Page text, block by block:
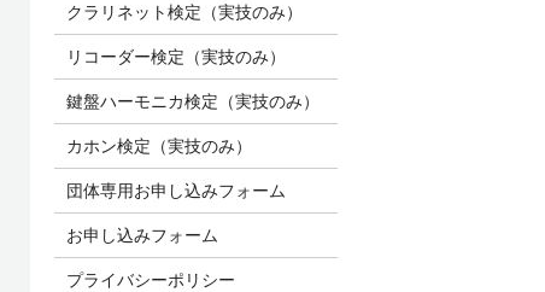
クラリネット検定（実技のみ）
リコーダー検定（実技のみ）
鍵盤ハーモニカ検定（実技のみ）
カホン検定（実技のみ）
団体専用お申し込みフォーム
お申し込みフォーム
プライバシーポリシー